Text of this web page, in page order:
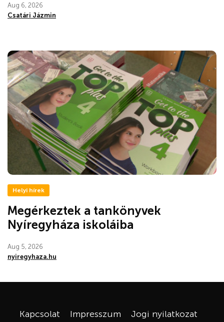
Aug 6, 2026
Csatári Jázmin
Helyi hírek
Megérkeztek a tankönyvek
Nyíregyháza iskoláiba
Aug 5, 2026
nyiregyhaza.hu
Kapcsolat Impresszum Jogi nyilatkozat